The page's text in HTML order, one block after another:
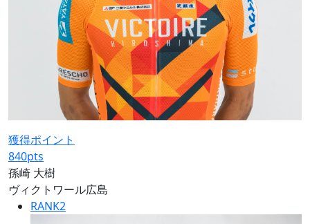
獲得ポイント
840pts
孫崎 大樹
ヴィクトワール広島
RANK2